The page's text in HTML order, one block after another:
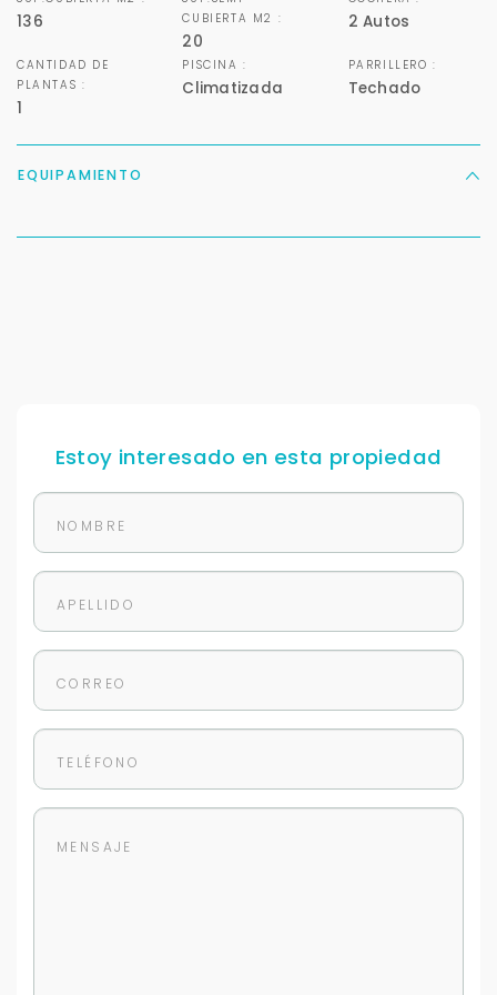
136
CUBIERTA M2 :
20
2 Autos
CANTIDAD DE
PLANTAS :
1
PISCINA :
Climatizada
PARRILLERO :
Techado
EQUIPAMIENTO
Estoy interesado en esta propiedad
Tus datos están seguros
Continuar por WhatsApp